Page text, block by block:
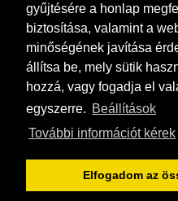
gyűjtésére a honlap
biztosítása, valamint a
minőségének javítása
állítsa be, mely sütik
hozzá, vagy fogadja el
egyszerre. Beállítások
További információt kérek
Elfogadom az
Letölthető
Szállítás